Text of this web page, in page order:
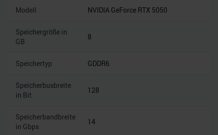
Modell NVIDIA GeForce RTX 5050
Speichergröße in
GB
8
Speichertyp GDDR6
Speicherbusbreite
in Bit
128
Speicherbandbreite
in Gbps
14